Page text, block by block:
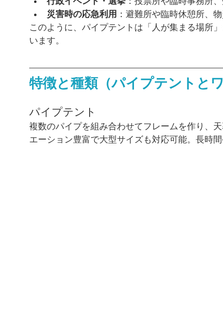
災害時の応急利用 ：避難所や臨時休憩所、
このように、パイプテントは「人が集まる場所
います。
特徴と種類（パイプテントと
パイプテント
複数のパイプを組み合わせてフレームを作り、
エーション豊富で大型サイズも対応可能。長時